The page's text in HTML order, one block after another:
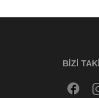
BIZI